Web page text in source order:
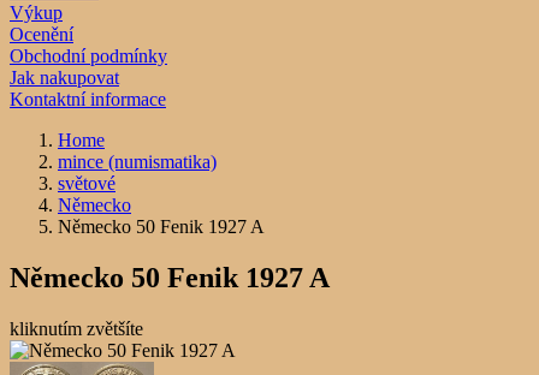
Výkup
Ocenění
Obchodní podmínky
Jak nakupovat
Kontaktní informace
Home
mince (numismatika)
světové
Německo
Německo 50 Fenik 1927 A
Německo 50 Fenik 1927 A
kliknutím zvětšíte